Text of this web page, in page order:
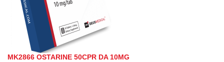
MK2866 OSTARINE 50CPR DA 10MG